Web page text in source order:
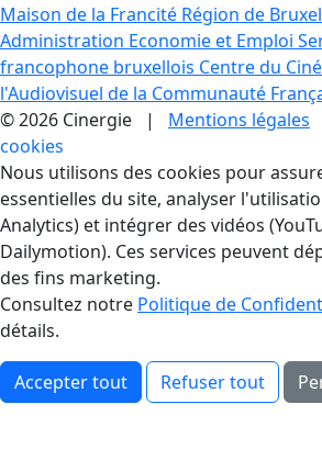
Maison de la Francité Région de
Administration Economie et Emploi
francophone bruxellois Centre du
l'Audiovisuel de la Communauté
© 2026 Cinergie | Mentions légales
cookies
Gestion des Cookies
Nous utilisons des cookies pour
essentielles du site, analyser
Analytics) et intégrer des vidéos
Dailymotion). Ces services peuvent
des fins marketing.
Consultez notre Politique de
détails.
Accepter tout Refuser tout